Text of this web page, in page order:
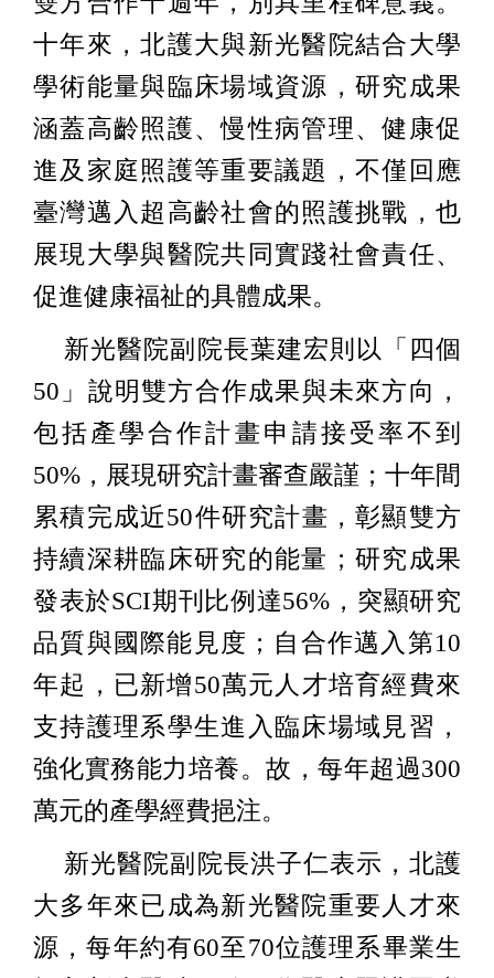
十年來，北護大與新光醫院結合大學
學術能量與臨床場域資源，研究成果
涵蓋高齡照護、慢性病管理、健康促
進及家庭照護等重要議題，不僅回應
臺灣邁入超高齡社會的照護挑戰，也
展現大學與醫院共同實踐社會責任、
促進健康福祉的具體成果。
新光醫院副院長葉建宏則以「四個
50」說明雙方合作成果與未來方向，
包括產學合作計畫申請接受率不到
50%，展現研究計畫審查嚴謹；十年間
累積完成近50件研究計畫，彰顯雙方
持續深耕臨床研究的能量；研究成果
發表於SCI期刊比例達56%，突顯研究
品質與國際能見度；自合作邁入第10
年起，已新增50萬元人才培育經費來
支持護理系學生進入臨床場域見習，
強化實務能力培養。故，每年超過300
萬元的產學經費挹注。
新光醫院副院長洪子仁表示，北護
大多年來已成為新光醫院重要人才來
源，每年約有60至70位護理系畢業生